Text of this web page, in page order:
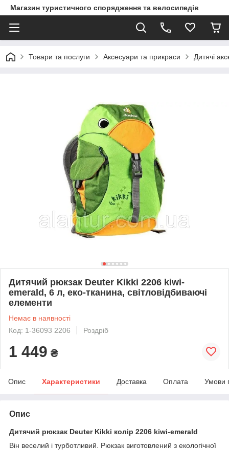
Магазин туристичного спорядження та велосипедів
Товари та послуги Аксесуари та прикраси Дитячі
Дитячий рюкзак Deuter Kikki 2206 kiwi-
emerald, 6 л, еко-тканина, світловідбиваючі
елементи
Немає в наявності
Код: 1-36093 2206
Роздріб
1 449 ₴
Опис Характеристики Доставка Оплата Умови
Опис
Дитячий рюкзак Deuter Kikki колір 2206 kiwi-emerald
Він веселий і турботливий. Рюкзак виготовлений з екологічної